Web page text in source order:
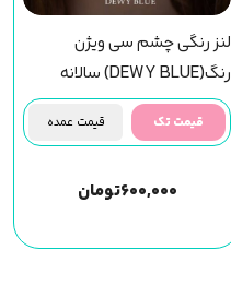
لنز رنگی چشم سی ویژن
رنگ(DEWY BLUE) سالانه
قیمت تک قیمت عمده
۶۰۰,۰۰۰تومان